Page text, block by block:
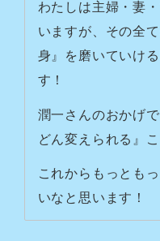
わたしは主婦・妻
いますが、その全
身』を磨いていけ
す！
潤一さんのおかげ
どん変えられる』
これからもっとも
いなと思います！